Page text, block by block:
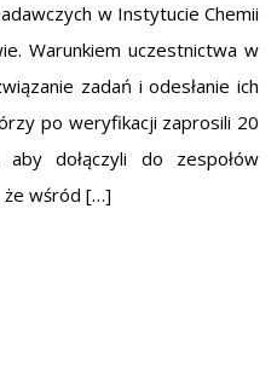
w Instytucie Chemii
Warunkiem uczestnictwa w
zadań i odesłanie ich
po weryfikacji zaprosili 20
dołączyli do zespołów
że wśród […]